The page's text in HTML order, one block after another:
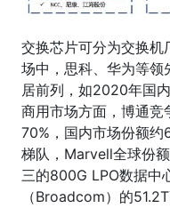
交换芯片可分为交换机
场中，思科、华为等领
居前列，如2020年国
商用市场方面，博通竞
70%，国内市场份额
梯队，Marvell全球份
三的800G LPO数据中
（Broadcom）的